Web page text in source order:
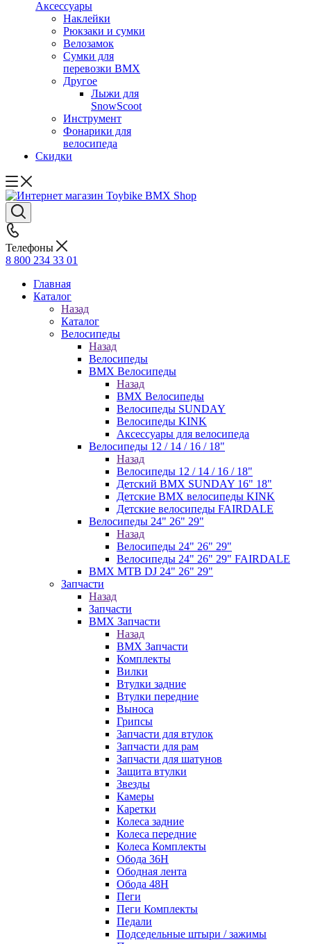
Аксессуары
Наклейки
Рюкзаки и сумки
Велозамок
Сумки для
перевозки BMX
Другое
Лыжи для
SnowScoot
Инструмент
Фонарики для
велосипеда
Скидки
Телефоны
8 800 234 33 01
Главная
Каталог
Назад
Каталог
Велосипеды
Назад
Велосипеды
BMX Велосипеды
Назад
BMX Велосипеды
Велосипеды SUNDAY
Велосипеды KINK
Аксессуары для велосипеда
Велосипеды 12 / 14 / 16 / 18"
Назад
Велосипеды 12 / 14 / 16 / 18"
Детский BMX SUNDAY 16" 18"
Детские BMX велосипеды KINK
Детские велосипеды FAIRDALE
Велосипеды 24" 26" 29"
Назад
Велосипеды 24" 26" 29"
Велосипеды 24" 26" 29" FAIRDALE
BMX MTB DJ 24" 26" 29"
Запчасти
Назад
Запчасти
BMX Запчасти
Назад
BMX Запчасти
Комплекты
Вилки
Втулки задние
Втулки передние
Выноса
Грипсы
Запчасти для втулок
Запчасти для рам
Запчасти для шатунов
Защита втулки
Звезды
Камеры
Каретки
Колеса задние
Колеса передние
Колеса Комплекты
Обода 36H
Ободная лента
Обода 48H
Пеги
Пеги Комплекты
Педали
Подседельные штыри / зажимы